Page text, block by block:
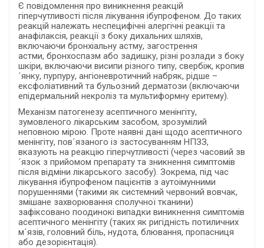
Є повідомлення про виникнення реакцій
гіперчутливості після лікування ібупрофеном. До таких
реакцій належать неспецифічні алергічні реакції та
анафілаксія, реакції з боку дихальних шляхів,
включаючи бронхіальну астму, загострення
астми, бронхоспазм або задишку, різні розлади з боку
шкіри, включаючи висипи різного типу, свербіж, кропив
´янку, пурпуру, ангіоневротичний набряк, рідше –
ексфоліативний та бульозний дерматози (включаючи
епідермальний некроліз та мультиформну еритему).
Механізм патогенезу асептичного менінгіту,
зумовленого лікарським засобом, зрозумілий
неповною мірою. Проте наявні дані щодо асептичного
менінгіту, пов´язаного із застосуванням НПЗЗ,
вказують на реакцію гіперчутливості (через часовий зв
´язок з прийомом препарату та зникнення симптомів
після відміни лікарського засобу). Зокрема, під час
лікування ібупрофеном пацієнтів з аутоімунними
порушеннями (такими як системний червоний вовчак,
змішане захворювання сполучної тканини)
зафіксовано поодинокі випадки виникнення симптомів
асептичного менінгіту (таких як ригідність потиличних
м´язів, головний біль, нудота, блювання, пропасниця
або дезорієнтація).